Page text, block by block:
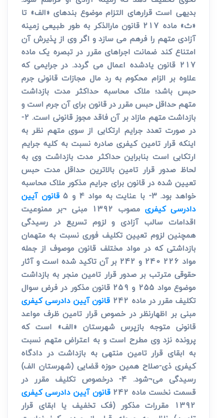
بدیهی است قرارهای التزام موضوع بندهای «الف» تا
«ث» ماده 217 قانون مارالذکر به طور طبیعی زمینه
آزادی متهم را فرهم می سازد و اگر وی از پذیرش آن
امتناع کند ضمانت اجراهای مقرر در تبصره یک ماده
217 قانون یادشده اعمال می گردد. در جرایمی که
علاوه بر الزام محکوم به رد مال مجازات قانونی جرم
حبس باشد؛ ملاک محاسبه حداکثر مدت بازداشت
متهم حداقل حبس مقرر در قانون برای آن جرم است و
بازداشت متهم مازاد بر آن فاقد مجوز قانونی است. 2-
در صورت تعدد جرایم ارتکابی از سوی متهم نظر به
اینکه قرار تامین کیفری صادره نسبت به کلیه جرایم
ارتکابی است بنابراین حداکثر مدت بازداشت وی به
لحاظ صدور قرار تامین بالاترین حداقل مدت حبس
تعیین شده در قانون برای جرایم مذکور ملاک محاسبه
خواهد بود. 3- با عنایت به مواد 4 و 5
قانون آیین
دادرسی کیفری
مصوب 1392 مبنی ¬بر ممنوعیت
اقدامات سالب آزادی و لزوم تسریع در رسیدگی
همچنین لزوم تعیین تکلیف فوری نسبت به متهمان
بازداشتی که در مواد مختلف قانون موصوف از جمله
مواد 226 240 و 242 بر آن تاکید شده است و آثار
حقوقی مترتب بر صدور قرار تامین منجر به بازداشت
موضوع مواد 255 و 259 قانون مذکور در فرض سوال
تکلیف مقرر در ماده 242
قانون آیین دادرسی کیفری
مبنی بر اظهارنظر در خصوص قرار تامین ظرف مواعد
قانونی متوجه بازپرس شهرستان «الف» است که
پرونده نزد وی مطرح است و به اعتراض متهم نسبت
به ابقای قرار تامین منتهی به بازداشت در دادگاه
کیفری ذی-صلاح همین حوزه قضایی (شهرستان الف)
رسیدگی می¬شود. 4- درخصوص تکلیف مقرر در
قسمت نخست ماده 242
قانون آیین دادرسی کیفری
1392 مقررات مذکور (فک تخفیف یا ابقای قرار